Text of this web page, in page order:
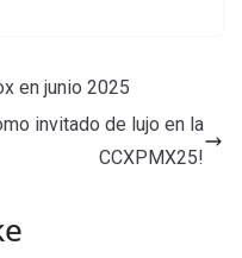
en junio 2025
invitado de lujo en la
CCXPMX25!